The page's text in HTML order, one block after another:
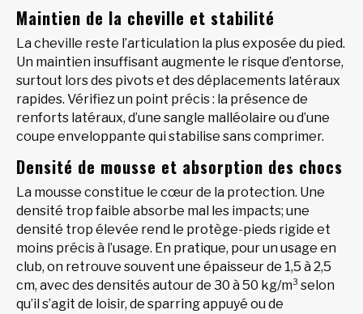
Maintien de la cheville et stabilité
La cheville reste l’articulation la plus exposée du pied.
Un maintien insuffisant augmente le risque d’entorse,
surtout lors des pivots et des déplacements latéraux
rapides. Vérifiez un point précis : la présence de
renforts latéraux, d’une sangle malléolaire ou d’une
coupe enveloppante qui stabilise sans comprimer.
Densité de mousse et absorption des chocs
La mousse constitue le cœur de la protection. Une
densité trop faible absorbe mal les impacts; une
densité trop élevée rend le protège-pieds rigide et
moins précis à l’usage. En pratique, pour un usage en
club, on retrouve souvent une épaisseur de 1,5 à 2,5
cm, avec des densités autour de 30 à 50 kg/m³ selon
qu’il s’agit de loisir, de sparring appuyé ou de